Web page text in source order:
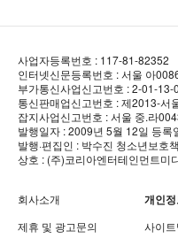
사업자등록번호 : 117-81-82352
인터넷신문등록번호 : 서울 아
부가통신사업신고번호 : 2-01-13-
통신판매업신고번호 : 제2013-서
잡지사업신고번호 : 서울 중.라
발행일자 : 2009년 5월 12일 등록
발행·편집인 : 박수진 청소년보호
상호 : (주)코리아엔터테인먼트미
회사소개 개인
제휴 및 광고문의
사이트